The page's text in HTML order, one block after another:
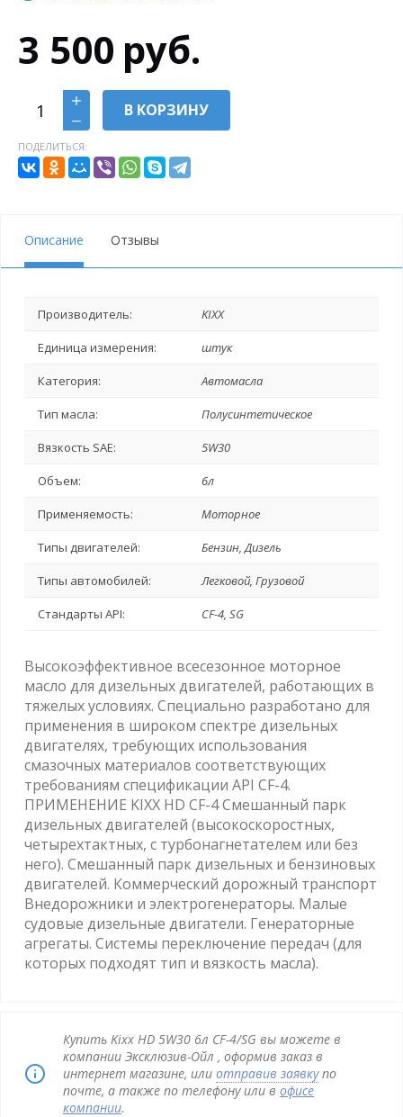
3 500 руб.
В КОРЗИНУ
ПОДЕЛИТЬСЯ:
Описание Отзывы
Производитель: KIXX
Единица измерения: штук
Категория: Автомасла
Тип масла: Полусинтетическое
Вязкость SAE: 5W30
Объем: 6л
Применяемость: Моторное
Типы двигателей: Бензин, Дизель
Типы автомобилей: Легковой, Грузовой
Стандарты API: CF-4, SG
Высокоэффективное всесезонное моторное
масло для дизельных двигателей, работающих в
тяжелых условиях. Специально разработано для
применения в широком спектре дизельных
двигателях, требующих использования
смазочных материалов соответствующих
требованиям спецификации API CF-4.
ПРИМЕНЕНИЕ KIXX HD CF-4 Смешанный парк
дизельных двигателей (высокоскоростных,
четырехтактных, с турбонагнетателем или без
него). Смешанный парк дизельных и бензиновых
двигателей. Коммерческий дорожный транспорт
Внедорожники и электрогенераторы. Малые
судовые дизельные двигатели. Генераторные
агрегаты. Системы переключение передач (для
которых подходят тип и вязкость масла).
Купить Kixx HD 5W30 6л CF-4/SG вы можете в
компании Эксклюзив-Ойл , оформив заказ в
интернет магазине, или отправив заявкупо
почте, а также по телефону или в офисе
компании.